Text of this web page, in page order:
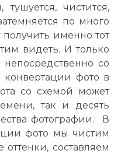
тушуется, чистится,
по много
именно тот
видеть. И только
непосредственно со
фото в
со схемой может
так и десять
фотографии. В
фото мы чистим
составляем